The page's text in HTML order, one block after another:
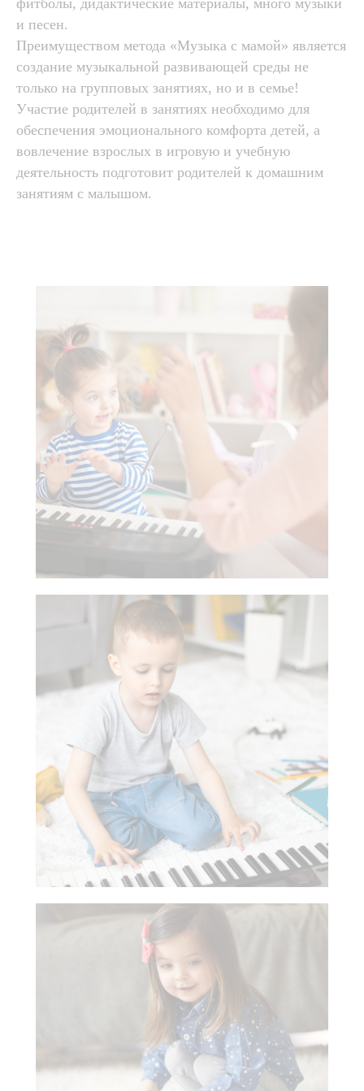
фитболы, дидактические материалы, много музыки
и песен.
Преимуществом метода «Музыка с мамой» является
создание музыкальной развивающей среды не
только на групповых занятиях, но и в семье!
Участие родителей в занятиях необходимо для
обеспечения эмоционального комфорта детей, а
вовлечение взрослых в игровую и учебную
деятельность подготовит родителей к домашним
занятиям с малышом.